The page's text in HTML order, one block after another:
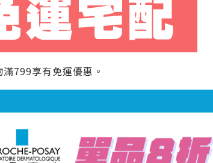
799享有免運優惠。